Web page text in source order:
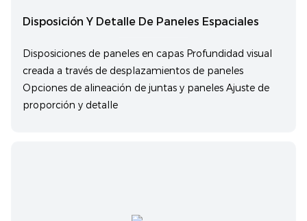
Disposición Y Detalle De Paneles Espaciales
Disposiciones de paneles en capas Profundidad visual
creada a través de desplazamientos de paneles
Opciones de alineación de juntas y paneles Ajuste de
proporción y detalle